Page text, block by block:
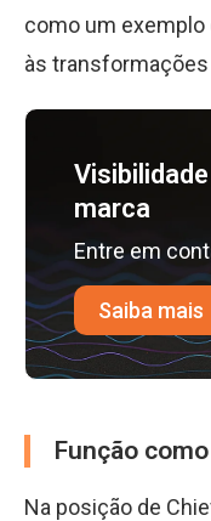
como um exemplo
às
marca
Entre em
Saiba mais
Função
Na posição de